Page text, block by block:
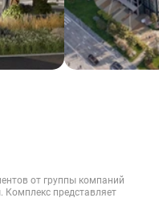
от группы компаний
Комплекс представляет